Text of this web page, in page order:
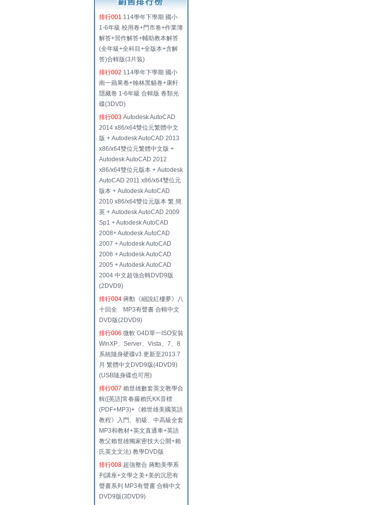
排行001 114學年下學期 國小
1-6年級 校用卷+門市卷+作業簿
解答+習作解答+輔助教本解答
(全年級+全科目+全版本+含解
答)合輯版(3片裝)
排行002 114學年下學期 國小
南一蘋果卷+翰林黑貓卷+康軒
隱藏卷 1-6年級 合輯版 卷類光
碟(3DVD)
排行003 Autodesk AutoCAD
2014 x86/x64雙位元繁體中文
版 + Autodesk AutoCAD 2013
x86/x64雙位元繁體中文版 +
Autodesk AutoCAD 2012
x86/x64雙位元版本 + Autodesk
AutoCAD 2011 x86/x64雙位元
版本 + Autodesk AutoCAD
2010 x86/x64雙位元版本 繁.簡.
英 + Autodesk AutoCAD 2009
Sp1 + Autodesk AutoCAD
2008+ Autodesk AutoCAD
2007 + Autodesk AutoCAD
2006 + Autodesk AutoCAD
2005 + Autodesk AutoCAD
2004 中文超強合輯DVD9版
(2DVD9)
排行004 蔣勳《細說紅樓夢》八
十回全 MP3有聲書 合輯中文
DVD版(2DVD9)
排行006 微軟 G4D單一ISO安裝
WinXP、Server、Vista、7、8
系統隨身硬碟v3 更新至2013.7
月 繁體中文DVD9版(4DVD9)
(USB隨身碟也可用)
排行007 賴世雄數套英文教學合
輯([英語]常春藤賴氏KK音標
(PDF+MP3)+《賴世雄美國英語
教程》入門、初級、中高級全套
MP3和教材+英文直通車+英語
教父賴世雄獨家密技大公開+賴
氏英文文法) 教學DVD版
排行008 超強整合 蔣勳美學系
列講座+文學之美+美的沉思有
聲書系列 MP3有聲書 合輯中文
DVD9版(3DVD9)